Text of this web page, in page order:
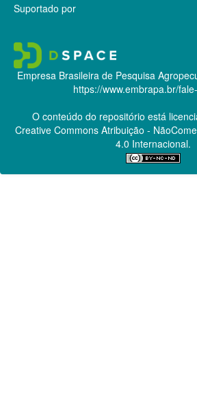
Suportado por
Empresa Brasileira de Pesquisa
https://www.embrapa.br/
O conteúdo do repositório está
Creative CommonsAtribuição -
4.0 Internacional.